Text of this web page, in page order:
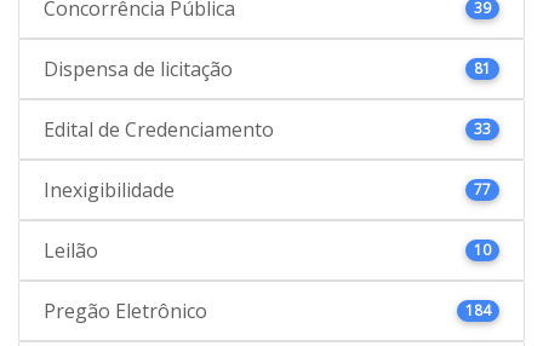
Concorrência Pública 39
Dispensa de licitação 81
Edital de Credenciamento 33
Inexigibilidade 77
Leilão 10
Pregão Eletrônico 184